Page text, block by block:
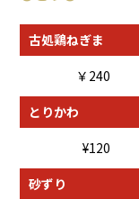
古処鶏ねぎま
￥240
とりかわ
¥120
砂ずり